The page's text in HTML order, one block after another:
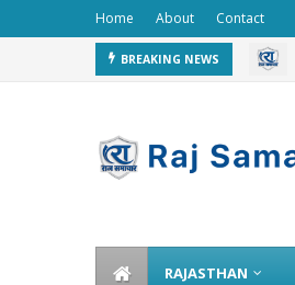
Home About Contact
BREAKING NEWS
RAJASTHAN